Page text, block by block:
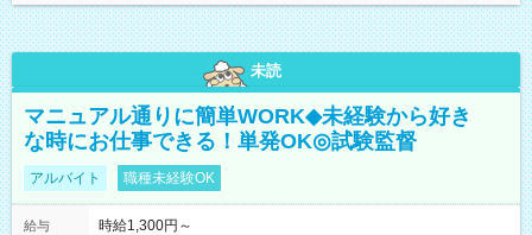
未読
マニュアル通りに簡単WORK◆未経験から好き
な時にお仕事できる！単発OK◎試験監督
アルバイト 職種未経験OK
給与
時給1,300円～